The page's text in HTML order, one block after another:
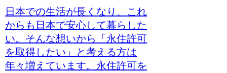
日本での生活が長くなり、これ
からも日本で安心して暮らした
い。そんな想いから「永住許可
を取得したい」と考える方は
年々増えています。永住許可を